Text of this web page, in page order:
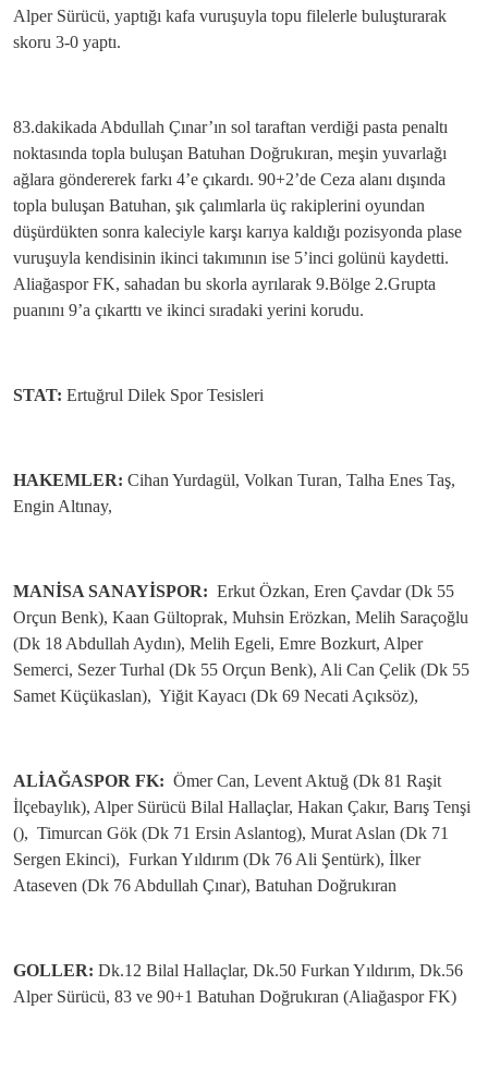
Alper Sürücü, yaptığı kafa vuruşuyla topu filelerle buluşturarak
skoru 3-0 yaptı.
83.dakikada Abdullah Çınar’ın sol taraftan verdiği pasta penaltı
noktasında topla buluşan Batuhan Doğrukıran, meşin yuvarlağı
ağlara göndererek farkı 4’e çıkardı. 90+2’de Ceza alanı dışında
topla buluşan Batuhan, şık çalımlarla üç rakiplerini oyundan
düşürdükten sonra kaleciyle karşı karıya kaldığı pozisyonda plase
vuruşuyla kendisinin ikinci takımının ise 5’inci golünü kaydetti.
Aliağaspor FK, sahadan bu skorla ayrılarak 9.Bölge 2.Grupta
puanını 9’a çıkarttı ve ikinci sıradaki yerini korudu.
STAT: Ertuğrul Dilek Spor Tesisleri
HAKEMLER: Cihan Yurdagül, Volkan Turan, Talha Enes Taş,
Engin Altınay,
MANİSA SANAYİSPOR: Erkut Özkan, Eren Çavdar (Dk 55
Orçun Benk), Kaan Gültoprak, Muhsin Erözkan, Melih Saraçoğlu
(Dk 18 Abdullah Aydın), Melih Egeli, Emre Bozkurt, Alper
Semerci, Sezer Turhal (Dk 55 Orçun Benk), Ali Can Çelik (Dk 55
Samet Küçükaslan), Yiğit Kayacı (Dk 69 Necati Açıksöz),
ALİAĞASPOR FK: Ömer Can, Levent Aktuğ (Dk 81 Raşit
İlçebaylık), Alper Sürücü Bilal Hallaçlar, Hakan Çakır, Barış Tenşi
(), Timurcan Gök (Dk 71 Ersin Aslantog), Murat Aslan (Dk 71
Sergen Ekinci), Furkan Yıldırım (Dk 76 Ali Şentürk), İlker
Ataseven (Dk 76 Abdullah Çınar), Batuhan Doğrukıran
GOLLER: Dk.12 Bilal Hallaçlar, Dk.50 Furkan Yıldırım, Dk.56
Alper Sürücü, 83 ve 90+1 Batuhan Doğrukıran (Aliağaspor FK)